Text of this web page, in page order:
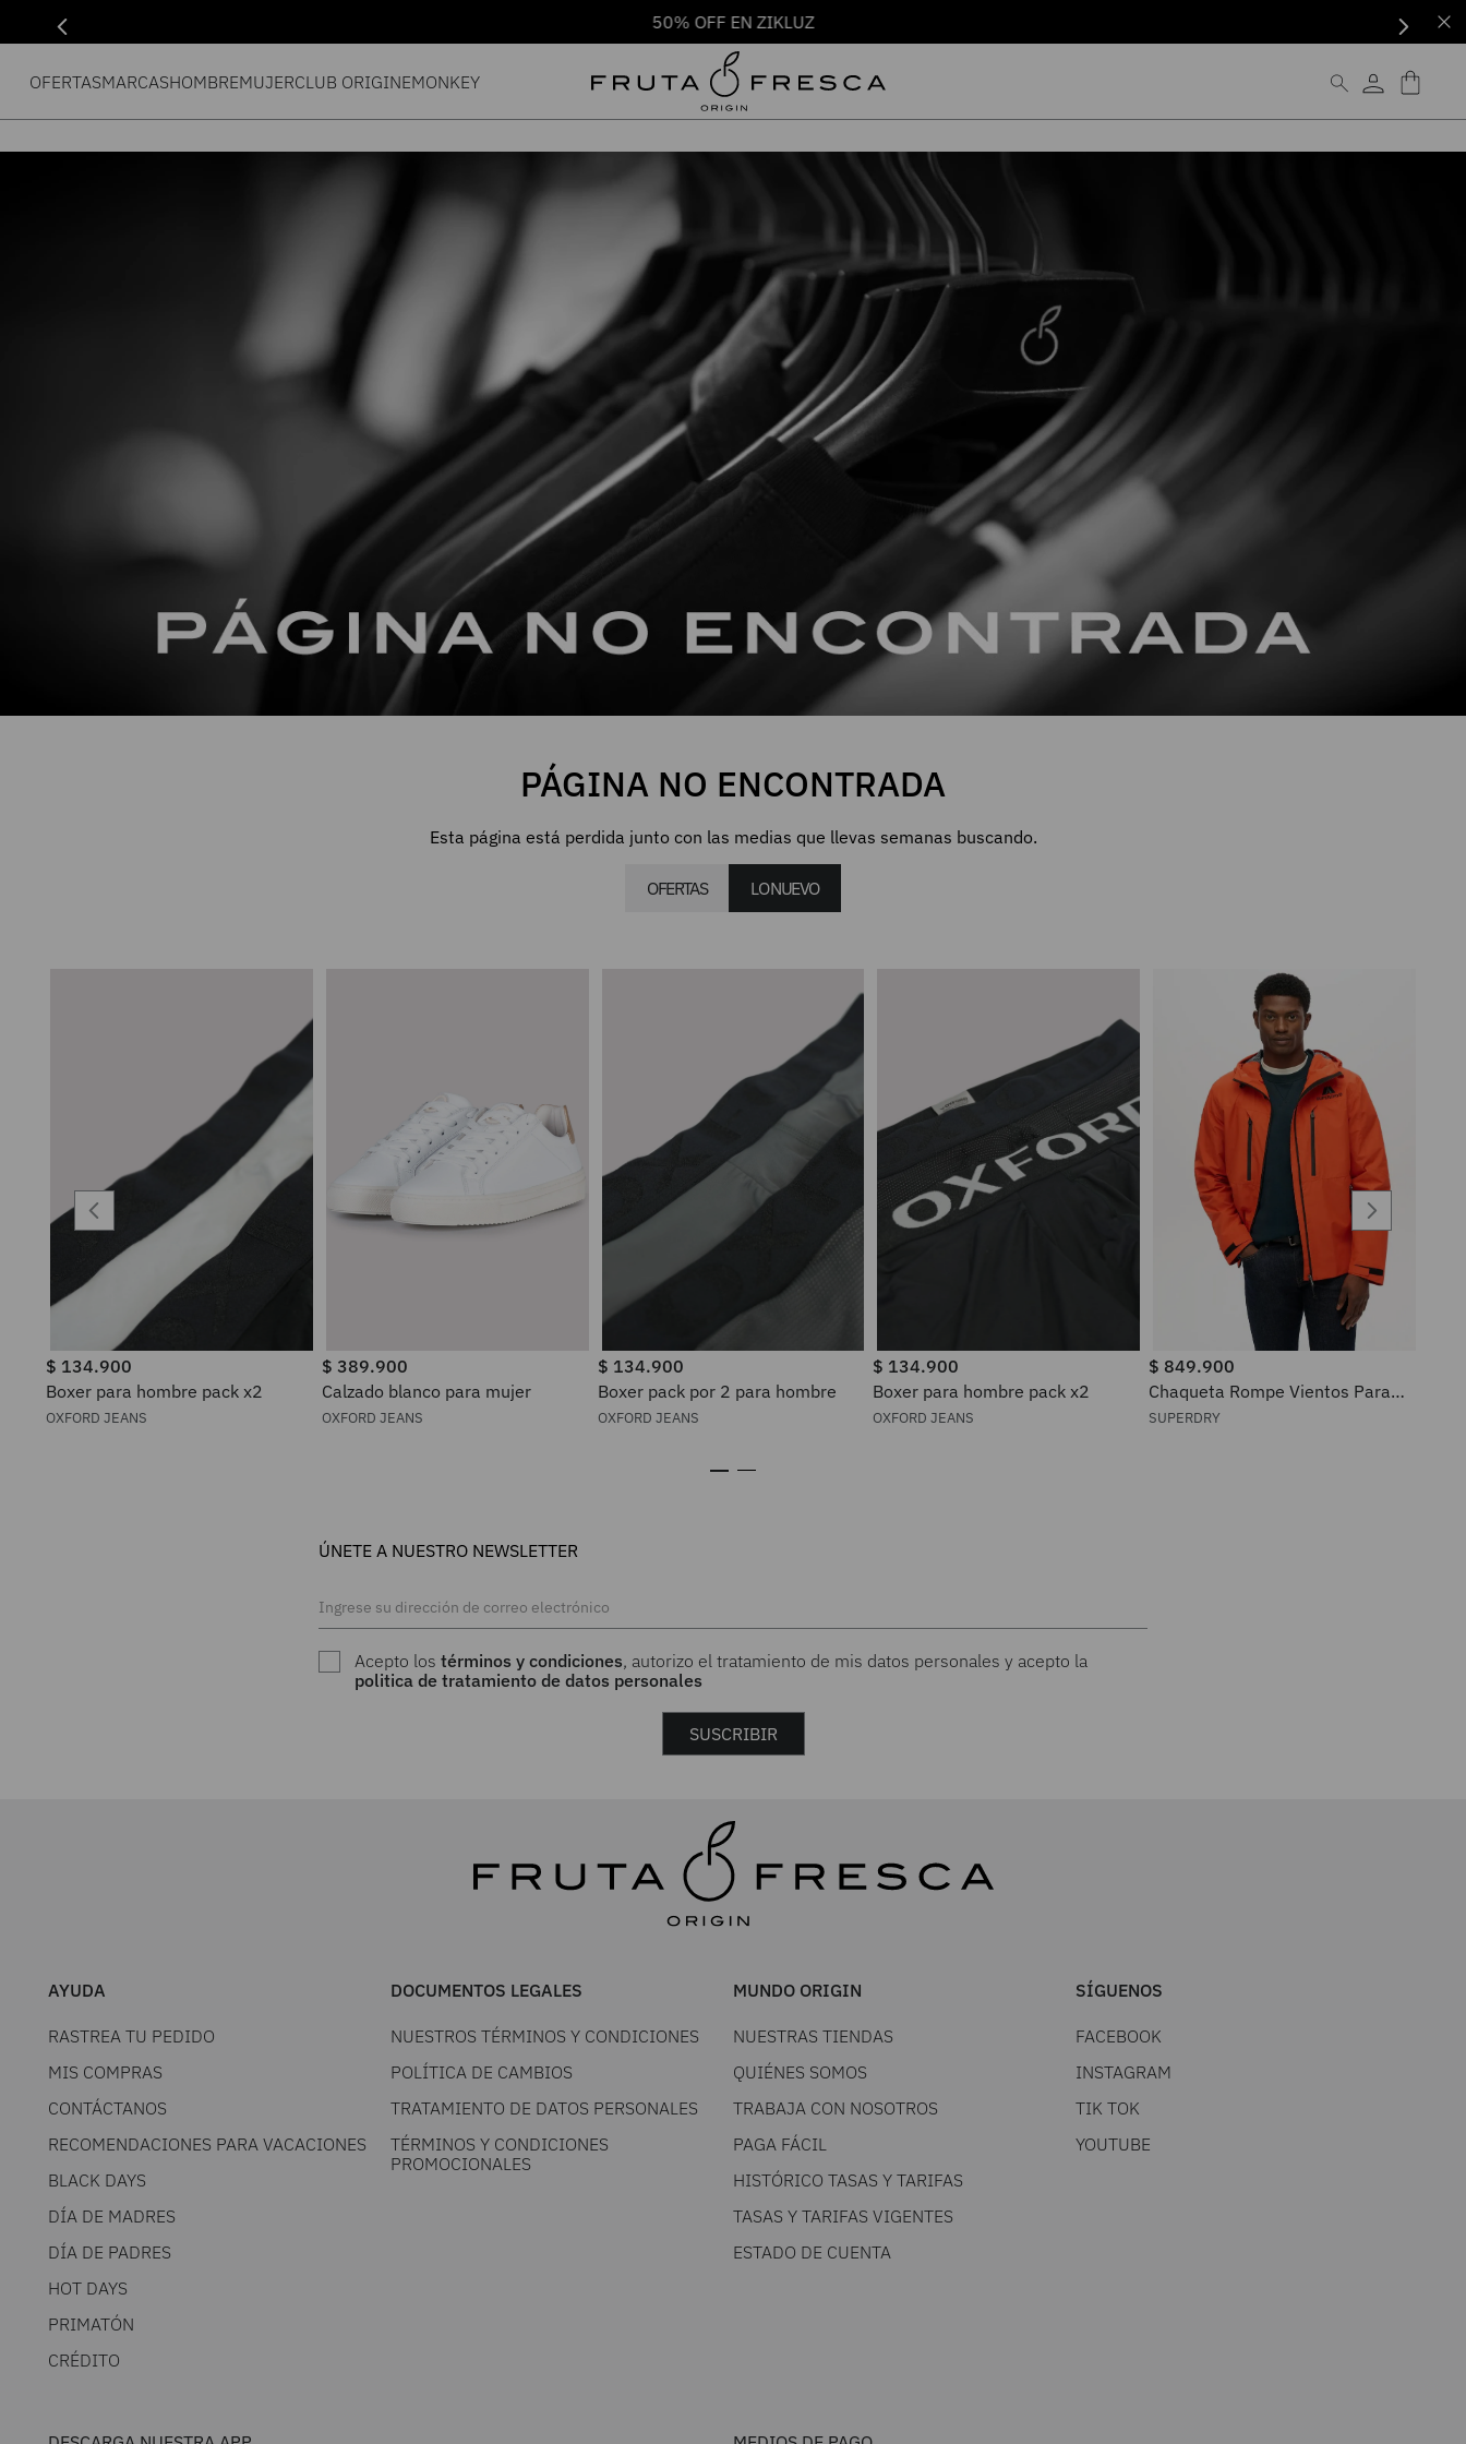
50% OFF EN ZIKLUZ
OFERTASMARCASHOMBREMUJERCLUB ORIGINEMONKEY
PÁGINA NO ENCONTRADA
Esta página está perdida junto con las medias que llevas semanas buscando.
OFERTAS LO NUEVO
$ 134.900
Boxer para hombre pack x2
OXFORD JEANS
$ 389.900
Calzado blanco para mujer
OXFORD JEANS
$ 134.900
Boxer pack por 2 para hombre
OXFORD JEANS
$ 134.900
Boxer para hombre pack x2
OXFORD JEANS
$ 849.900
Chaqueta Rompe Vientos Para
Hombre Waterproof Superdry
SUPERDRY
ÚNETE A NUESTRO NEWSLETTER
Acepto lostérminos y condiciones, autorizo el tratamiento de mis datos personales y acepto la
politica de tratamiento de datos personales
SUSCRIBIR
AYUDA
RASTREA TU PEDIDO
MIS COMPRAS
CONTÁCTANOS
RECOMENDACIONES PARA VACACIONES
BLACK DAYS
DÍA DE MADRES
DÍA DE PADRES
HOT DAYS
PRIMATÓN
CRÉDITO
DOCUMENTOS LEGALES
NUESTROS TÉRMINOS Y CONDICIONES
POLÍTICA DE CAMBIOS
TRATAMIENTO DE DATOS PERSONALES
TÉRMINOS Y CONDICIONES
PROMOCIONALES
MUNDO ORIGIN
NUESTRAS TIENDAS
QUIÉNES SOMOS
TRABAJA CON NOSOTROS
PAGA FÁCIL
HISTÓRICO TASAS Y TARIFAS
TASAS Y TARIFAS VIGENTES
ESTADO DE CUENTA
SÍGUENOS
FACEBOOK
INSTAGRAM
TIK TOK
YOUTUBE